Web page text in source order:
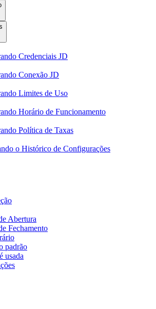
Credenciais JD
Conexão JD
Limites de Uso
Horário de Funcionamento
Política de Taxas
o Histórico de Configurações
Abertura
Fechamento
padrão
usada